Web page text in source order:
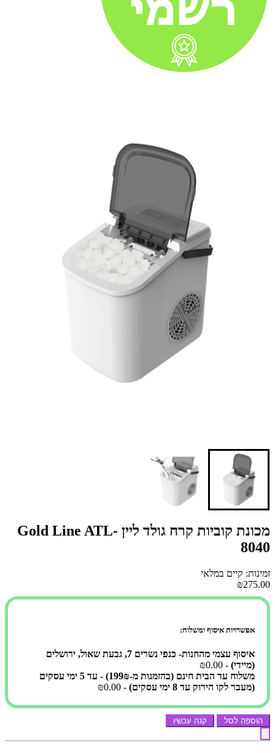
מכונת קוביות קרח גולד ליין Gold Line ATL-
8040
זמינות: קיים במלאי
₪275.00
אפשרויות איסוף ומשלוח:
איסוף עצמי מהחנות- כנפי נשרים 7, גבעת שאול, ירושלים
(מיידי) - ₪0.00
משלוח עד הבית חינם (בהזמנות מ-199₪) - עד 5 ימי עסקים
(מעבר לקו הירוק עד 8 ימי עסקים)
- ₪0.00
הוספה לסל קנה עכשיו